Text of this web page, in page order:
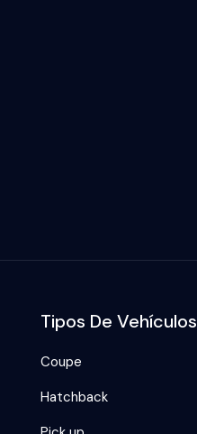
Tipos De Vehículos
Coupe
Hatchback